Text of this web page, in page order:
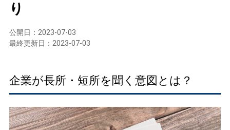
り
公開日： 2023-07-03
最終更新日： 2023-07-03
企業が長所・短所を聞く意図とは？